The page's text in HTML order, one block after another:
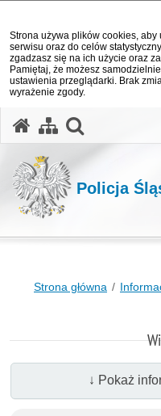
Strona używa plików cookies, aby
serwisu oraz do celów
zgadzasz się na ich użycie oraz
Pamiętaj, że możesz
ustawienia przeglądarki. Brak
wyrażenie zgody.
Policja
Strona główna
↓ Pokaż